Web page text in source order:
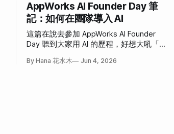
AppWorks AI Founder Day 筆
記：如何在團隊導入 AI
這篇在說去參加 AppWorks AI Founder
Day 聽到大家用 AI 的歷程，好想大吼「我
By Hana 花水木 Jun 4, 2026